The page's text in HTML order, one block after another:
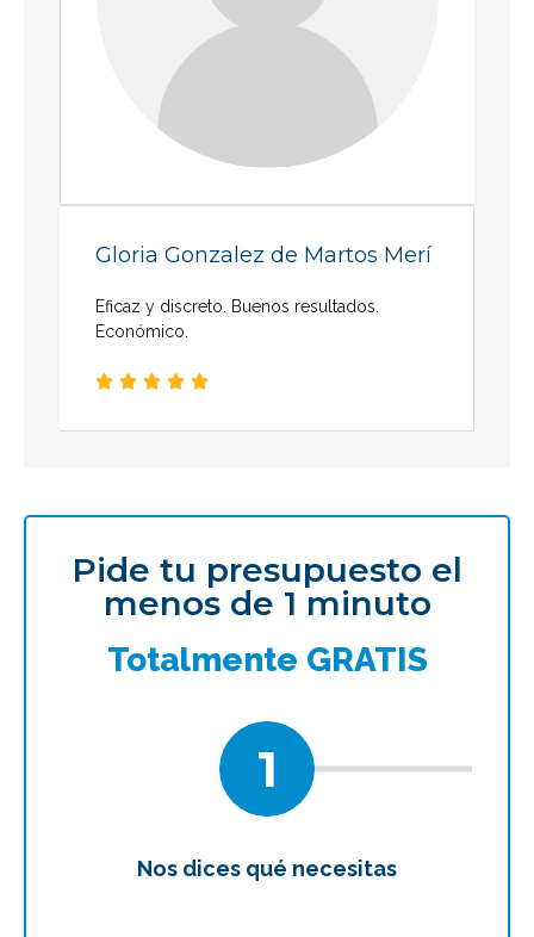
Gloria Gonzalez de Martos Merí
Eficaz y discreto. Buenos resultados.
Económico.
    
Pide tu presupuesto el
menos de 1 minuto
Totalmente GRATIS
1
Nos dices qué necesitas